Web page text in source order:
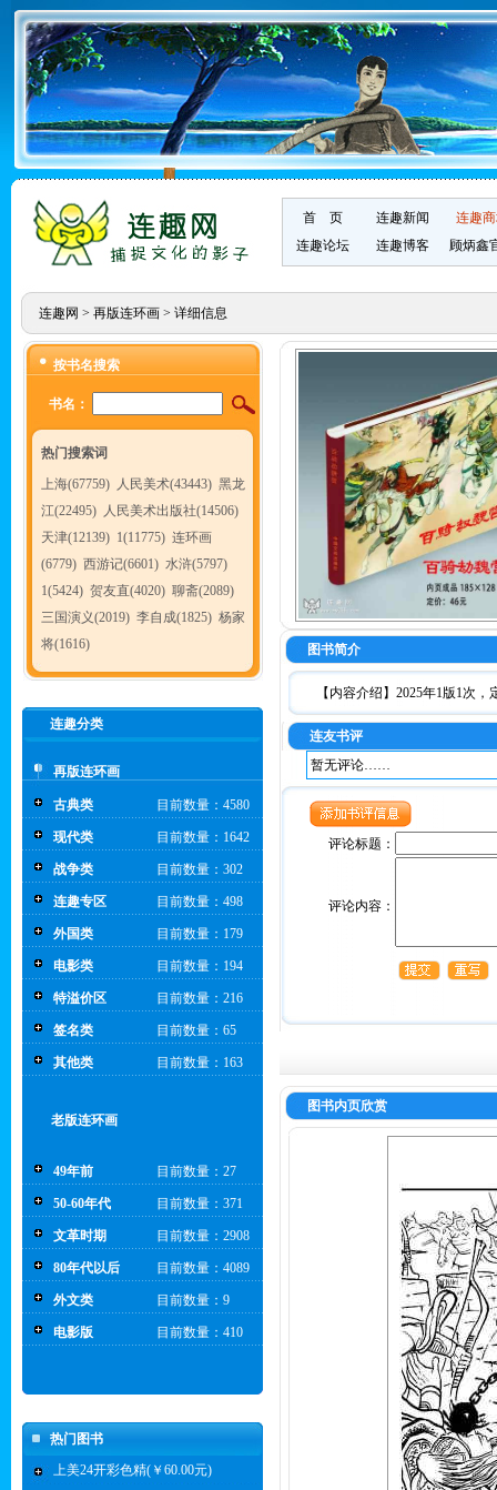
首 页 连趣新闻
连趣
连趣论坛
连趣博客 顾炳鑫
连趣网 > 再版连环画> 详细信息
按书名搜索
书名：
热门搜索词
上海(67759) 人民美术(43443) 黑龙
江(22495) 人民美术出版社(14506)
天津(12139) 1(11775) 连环画
(6779) 西游记(6601) 水浒(5797)
1(5424) 贺友直(4020) 聊斋(2089)
三国演义(2019) 李自成(1825) 杨家
将(1616)
连趣分类
再版连环画
古典类 目前数量：4580
现代类 目前数量：1642
战争类 目前数量：302
连趣专区 目前数量：498
外国类 目前数量：179
电影类 目前数量：194
特溢价区 目前数量：216
签名类 目前数量：65
其他类 目前数量：163
老版连环画
49年前 目前数量：27
50-60年代 目前数量：371
文革时期 目前数量：2908
80年代以后 目前数量：4089
外文类 目前数量：9
电影版 目前数量：410
热门图书
上美24开彩色精(￥60.00元)
图书简介
【内容介绍】2025年1版1次，
连友书评
暂无评论……
评论标题：
评论内容：
图书内页欣赏